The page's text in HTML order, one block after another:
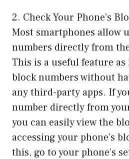
2. Check Your Phone’s
Most smartphones allow
numbers directly from
This is a useful feature
block numbers without
any third-party apps. If
number directly from
you can easily view the
accessing your phone’s
this, go to your phone’s